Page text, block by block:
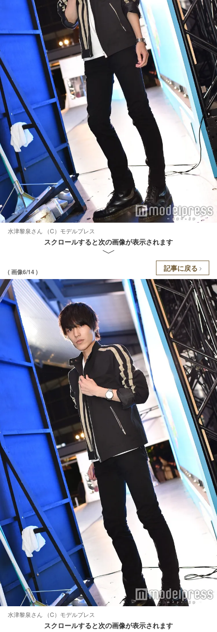
水津黎泉さん （C）モデルプレス
スクロールすると次の画像が表示されます
( 画像6/14 ) 記事に戻る
水津黎泉さん （C）モデルプレス
スクロールすると次の画像が表示されます